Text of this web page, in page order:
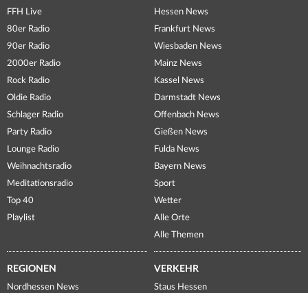
FFH Live
80er Radio
90er Radio
2000er Radio
Rock Radio
Oldie Radio
Schlager Radio
Party Radio
Lounge Radio
Weihnachtsradio
Meditationsradio
Top 40
Playlist
Hessen News
Frankfurt News
Wiesbaden News
Mainz News
Kassel News
Darmstadt News
Offenbach News
Gießen News
Fulda News
Bayern News
Sport
Wetter
Alle Orte
Alle Themen
REGIONEN
Nordhessen News
VERKEHR
Staus Hessen